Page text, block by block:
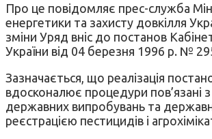
Про це повідомляє прес-служба
енергетики та захисту довкілля
зміни Уряд вніс до постанов
України від 04 березня 1996 р. №
Зазначається, що реалізація
вдосконалює процедури пов’язані
державних випробувань та
реєстрацією пестицидів і